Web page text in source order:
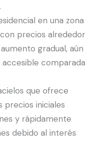
en una zona
precios alrededor
gradual, aún
accesible comparada
que ofrece
precios iniciales
y rápidamente
debido al interés